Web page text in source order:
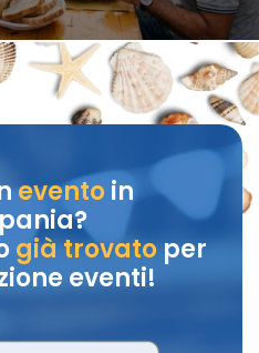
evento in
già trovatoper
eventi!